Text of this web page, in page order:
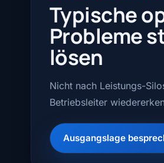
Typische
Probleme
lösen
Nicht nach Leistungs-
Betriebsleiter
Ausgangslage